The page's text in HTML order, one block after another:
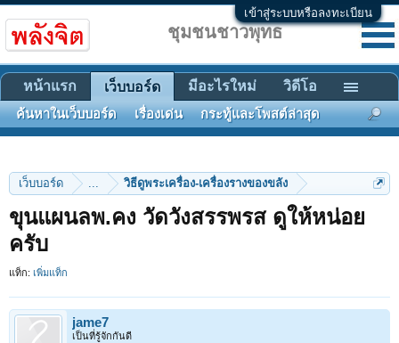
เข้าสู่ระบบหรือลงทะเบียน
เว็บบอร์ด ... วิธีดูพระเครื่อง-เครื่องรางของขลัง
ขุนแผนลพ.คง วัดวังสรรพรส ดูให้หน่อย
ครับ
แท็ก: เพิ่มแท็ก
jame7
เป็นที่รู้จักกันดี
ชุมชนชาวพุทธ
หน้าแรก เว็บบอร์ด
ค้นหาในเว็บบอร์ด เรื่องเด่น กระทู้และโพสต์ล่าสุด
มีอะไรใหม่ วิดีโอ